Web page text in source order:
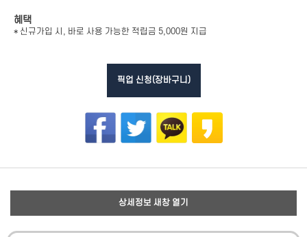
혜택
* 신규가입 시, 바로 사용 가능한 적립금 5,000원 지급
픽업 신청(장바구니)
상세정보 새창 열기